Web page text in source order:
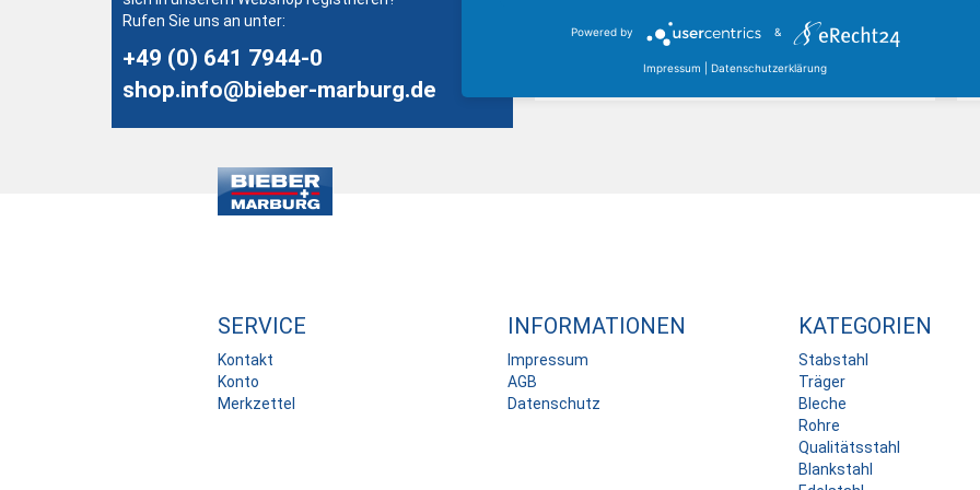
Rufen Sie uns an unter:
+49 (0) 641 7944-0
shop.info@bieber-marburg.de
Lagerbestand von über 25.000 Tonnen Stahl...
Mehr erfahren
SERVICE
Kontakt
Konto
Merkzettel
INFORMATIONEN
Impressum
AGB
Datenschutz
KATEGORIEN
Stabstahl
Träger
Bleche
Rohre
Qualitätsstahl
Blankstahl
Powered by &
Impressum Datenschutzerklärung